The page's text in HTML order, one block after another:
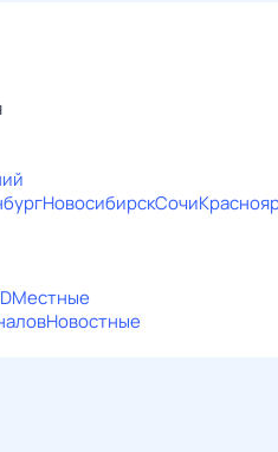
НовосибирскСочи
Местные
Новостные